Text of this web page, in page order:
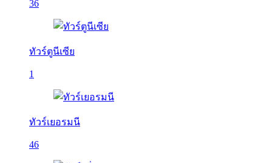
36
ทัวร์ตูนีเซีย
1
ทัวร์เยอรมนี
46